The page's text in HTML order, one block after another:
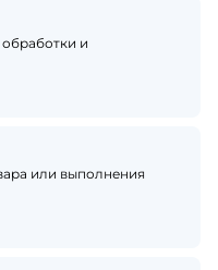
и
или выполнения